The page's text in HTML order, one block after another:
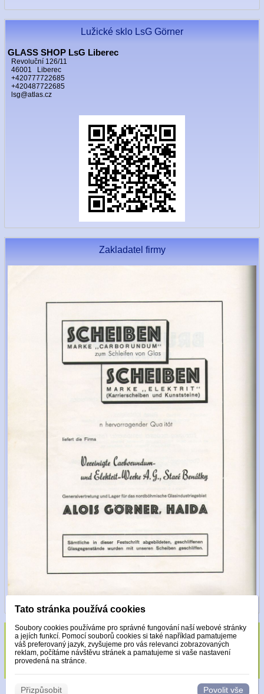
Lužické sklo LsG Görner
GLASS SHOP LsG Liberec
Revoluční 126/11
46001 Liberec
+420777722685
+420487722685
lsg@atlas.cz
Zakladatel firmy
Sklo zdobeno pouze krystaly Made with
Swarovski.
Tato stránka používá cookies
Soubory cookies používáme pro správné fungování naší webové stránky
a jejích funkcí. Pomocí souborů cookies si také například pamatujeme
váš preferovaný jazyk, zvyšujeme pro vás relevanci zobrazovaných
reklam, počítáme návštěvu stránek a pamatujeme si vaše nastavení
provedená na stránce.
Přizpůsobit Povolit vše